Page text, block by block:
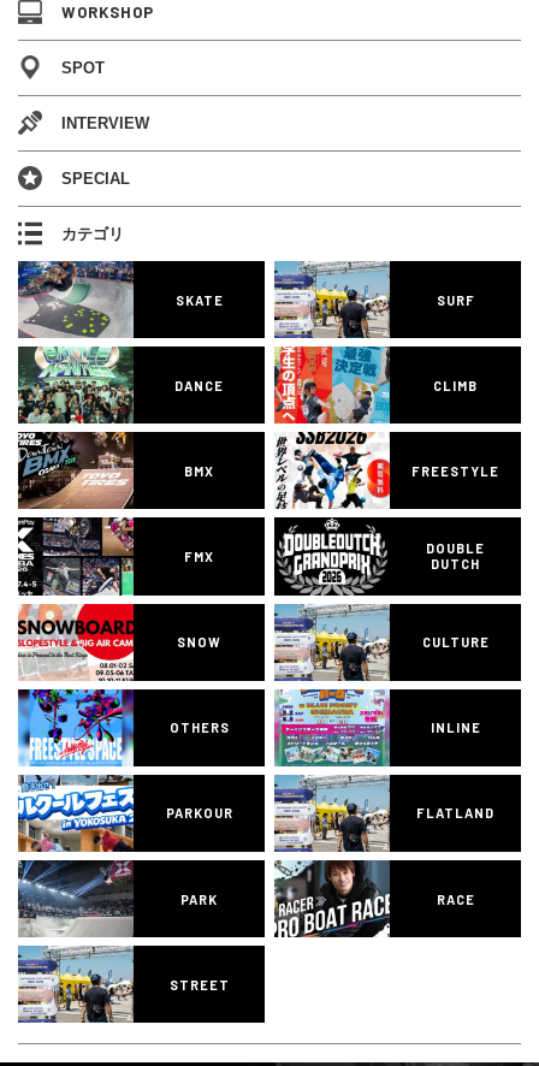
WORKSHOP
SPOT
INTERVIEW
SPECIAL
カテゴリ
SKATE SURF
DANCE CLIMB
BMX FREESTYLE
FMX
DOUBLE
DUTCH
SNOW CULTURE
OTHERS INLINE
PARKOUR FLATLAND
PARK RACE
STREET